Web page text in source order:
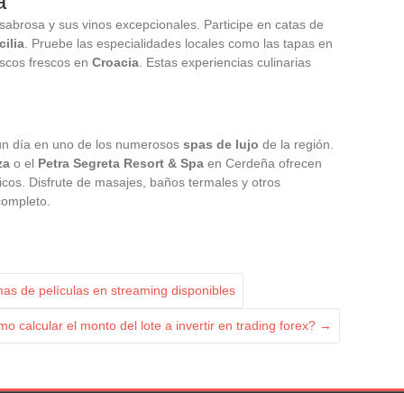
y sus vinos excepcionales. Participe en catas de
. Pruebe las especialidades locales como las tapas en
frescos en Croacia . Estas experiencias culinarias
día en uno de los numerosos spas de lujo de la región.
o el Petra Segreta Resort & Spa en Cerdeña ofrecen
Disfrute de masajes, baños termales y otros
de películas en streaming disponibles
calcular el monto del lote a invertir en trading forex? →